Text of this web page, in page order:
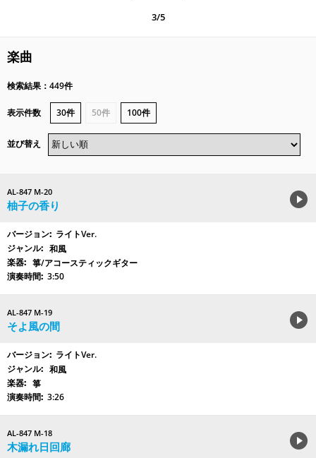
3/5
楽曲
検索結果：449件
表示件数 30件 50件 100件
並び替え
AL-847 M-20
柚子の香り
ライトVer.
和風
箏/アコースティックギター
3:50
AL-847 M-19
そよ風の間
ライトVer.
和風
箏
3:26
AL-847 M-18
木漏れ日回廊